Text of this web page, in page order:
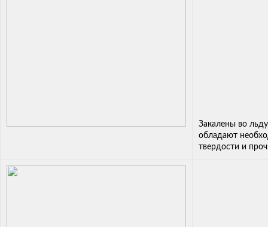
Закалены во
обладают
твердости и